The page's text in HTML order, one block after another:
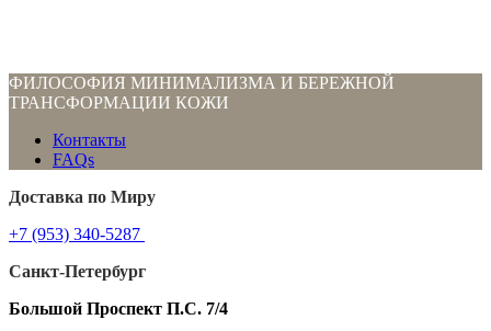
ФИЛОСОФИЯ МИНИМАЛИЗМА И БЕРЕЖНОЙ
ТРАНСФОРМАЦИИ КОЖИ
Контакты
FAQs
Доставка по Миру
+7 (953) 340-5287
Санкт-Петербург
Большой Проспект П.С. 7/4